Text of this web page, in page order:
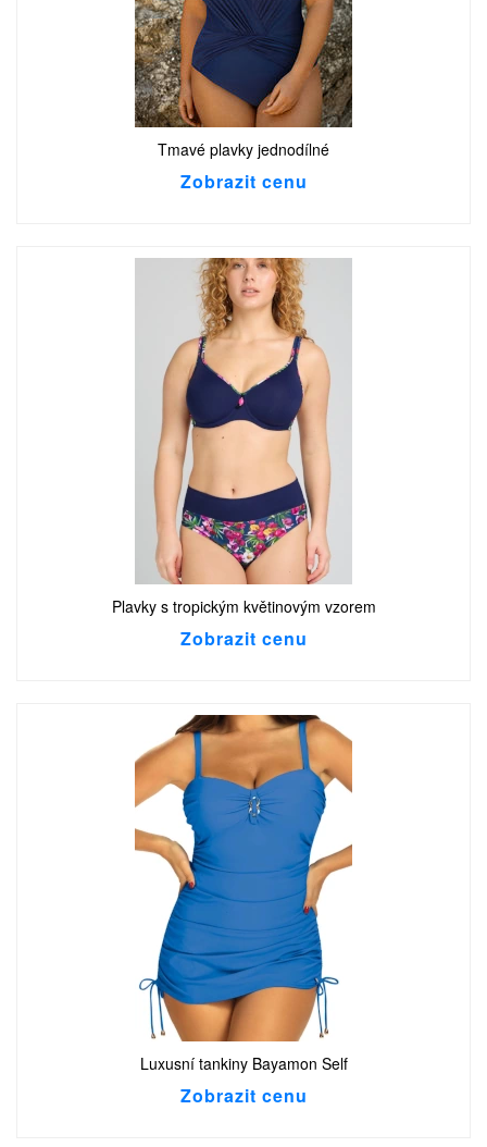
Tmavé plavky jednodílné
Zobrazit cenu
Plavky s tropickým květinovým vzorem
Zobrazit cenu
Luxusní tankiny Bayamon Self
Zobrazit cenu